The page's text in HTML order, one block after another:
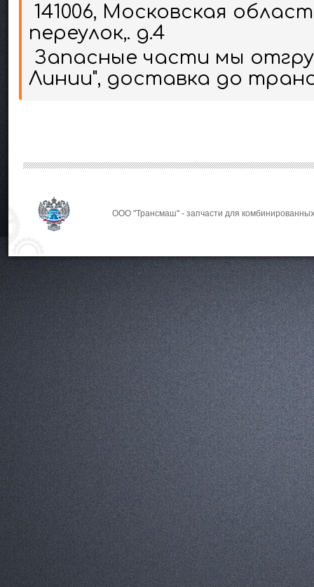
141006, Московская
переулок,. д.4
Запасные части мы
Линии", доставка до
ООО "Трансмаш" - запчасти для